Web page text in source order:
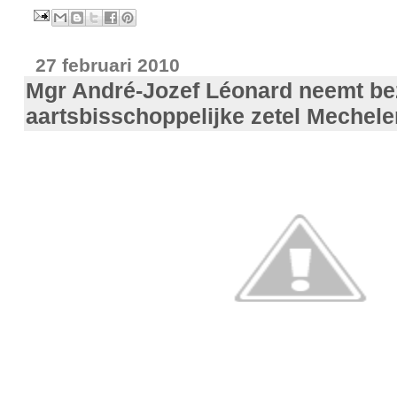
27 februari 2010
Mgr André-Jozef Léonard neemt
aartsbisschoppelijke zetel